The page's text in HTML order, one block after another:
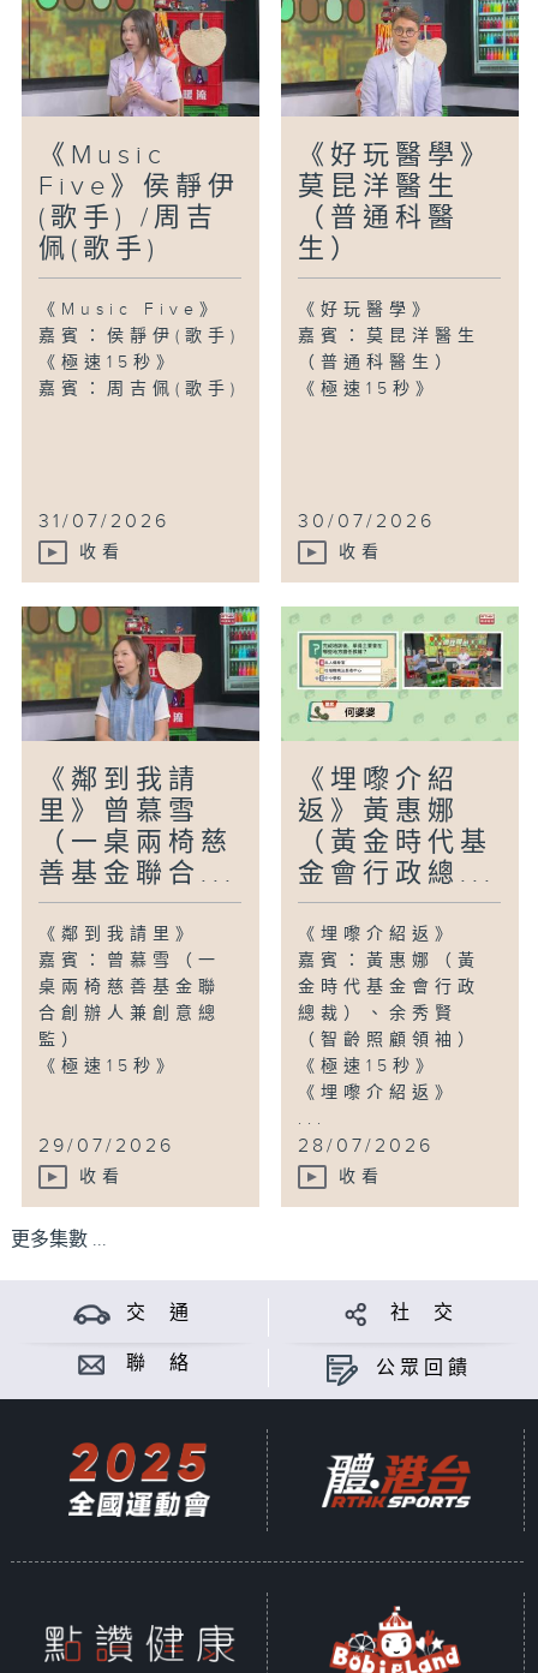
《Music
Five》侯靜伊
(歌手) /周吉
佩(歌手)
《Music Five》
嘉賓：侯靜伊(歌手)
《極速15秒》
嘉賓：周吉佩(歌手)
31/07/2026
收看
《好玩醫學》
莫昆洋醫生
（普通科醫
生）
《好玩醫學》
嘉賓：莫昆洋醫生
（普通科醫生）
《極速15秒》
30/07/2026
收看
《鄰到我請
里》曾慕雪
（一桌兩椅慈
善基金聯合...
《鄰到我請里》
嘉賓：曾慕雪（一
桌兩椅慈善基金聯
合創辦人兼創意總
監）
《極速15秒》
29/07/2026
收看
《埋嚟介紹
返》黃惠娜
（黃金時代基
金會行政總...
《埋嚟介紹返》
嘉賓：黃惠娜（黃
金時代基金會行政
總裁）、余秀賢
（智齡照顧領袖）
《極速15秒》
《埋嚟介紹返》
...
28/07/2026
收看
更多集數 ...
交 通 社 交
聯 絡 公眾回饋